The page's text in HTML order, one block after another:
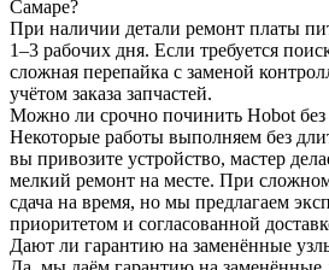
Самаре?
При наличии детали ремонт платы
1–3 рабочих дня. Если требуется
сложная перепайка с заменой
учётом заказа запчастей.
Можно ли срочно починить Hobot без
Некоторые работы выполняем без
вы привозите устройство, мастер
мелкий ремонт на месте. При
сдача на время, но мы предлагаем
приоритетом и согласованной
Дают ли гарантию на заменённые